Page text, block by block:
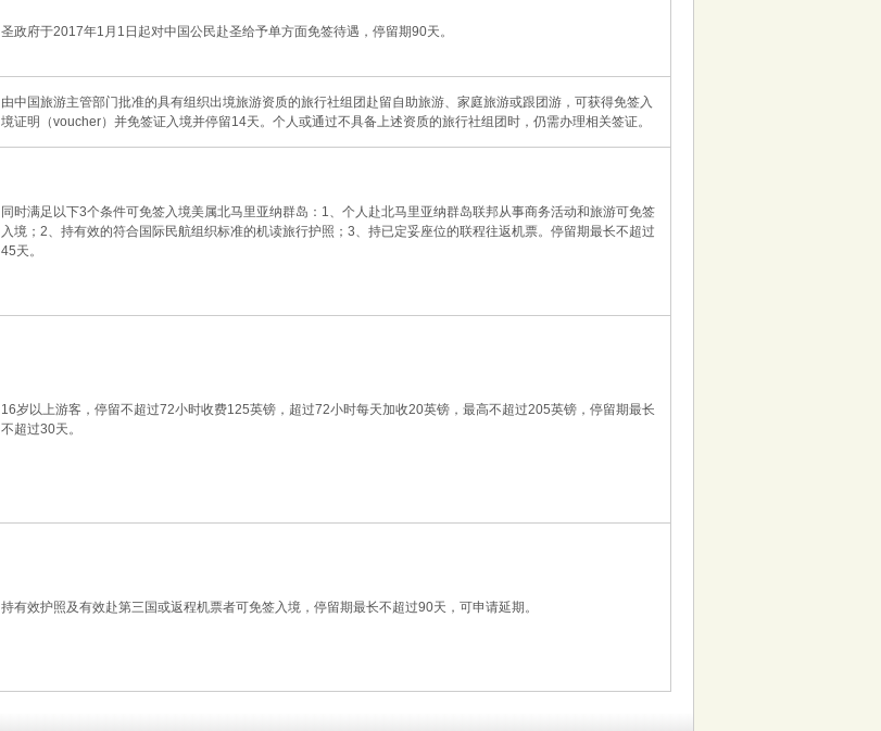
圣政府于2017年1月1日起对中国公民赴圣给予单方面免签待遇，停留期90天。
由中国旅游主管部门批准的具有组织出境旅游资质的旅行社组团赴留自助旅游、家庭旅游或跟团游，可获得免签入
境证明（voucher）并免签证入境并停留14天。个人或通过不具备上述资质的旅行社组团时，仍需办理相关签证。
同时满足以下3个条件可免签入境美属北马里亚纳群岛：1、个人赴北马里亚纳群岛联邦从事商务活动和旅游可免签
入境；2、持有效的符合国际民航组织标准的机读旅行护照；3、持已定妥座位的联程往返机票。停留期最长不超过
45天。
16岁以上游客，停留不超过72小时收费125英镑，超过72小时每天加收20英镑，最高不超过205英镑，停留期最长
不超过30天。
持有效护照及有效赴第三国或返程机票者可免签入境，停留期最长不超过90天，可申请延期。